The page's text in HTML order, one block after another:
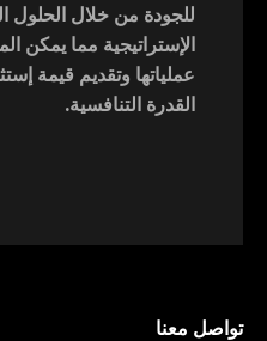
للجودة من خلال الحلول
الإستراتيجية مما
عملياتها وتقديم قيمة
القدرة التنافسية.
تواصل معنا